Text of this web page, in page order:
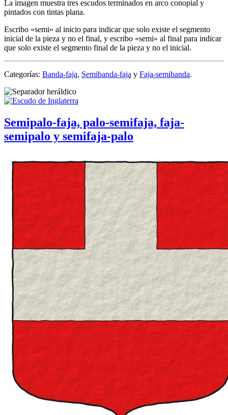
La imagen muestra tres escudos terminados en arco conopial y
pintados con tintas plana.
Escribo «semi» al inicio para indicar que solo existe el segmento
inicial de la pieza y no el final, y escribo «semi» al final para indicar
que solo existe el segmento final de la pieza y no el inicial.
Categorías: Banda-faja, Semibanda-faja y Faja-semibanda.
Semipalo-faja, palo-semifaja, faja-
semipalo y semifaja-palo